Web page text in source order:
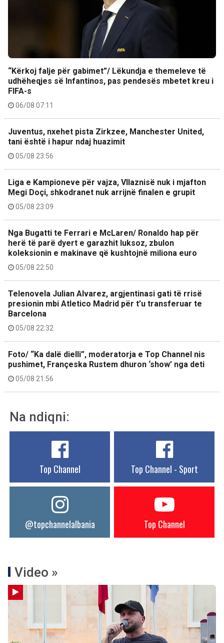
“Kërkoj falje për gabimet”/ Lëkundja e themeleve të
udhëheqjes së Infantinos, pas pendesës mbetet kreu i
FIFA-s
06/08 07:11
Juventus, nxehet pista Zirkzee, Manchester United,
tani është i hapur ndaj huazimit
05/08 23:56
Liga e Kampioneve për vajza, Vllaznisë nuk i mjafton
Megi Doçi, shkodranet nuk arrijnë finalen e grupit
05/08 23:09
Nga Bugatti te Ferrari e McLaren/ Ronaldo hap për
herë të parë dyert e garazhit luksoz, zbulon
koleksionin e makinave që kushtojnë miliona euro
05/08 22:50
Telenovela Julian Alvarez, argjentinasi gati të rrisë
presionin mbi Atletico Madrid për t’u transferuar te
Barcelona
05/08 22:32
Foto/ “Ka dalë dielli”, moderatorja e Top Channel nis
pushimet, Françeska Rustem dhuron ‘show’ nga deti
05/08 21:56
Na ndiqni:
Top Channel Top Channel - Sport
@topchannelalbania Top Channel
Video »